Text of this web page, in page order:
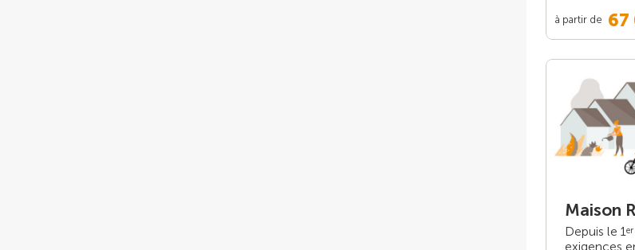
à partir de 67
Maison
Depuis le 1er
exigences